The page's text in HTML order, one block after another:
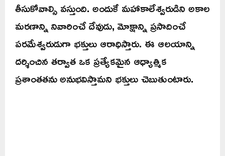
తీసుకోవాల్సి వస్తుంది. అందుకే మహాకాలేశ్వరుడిని అకాల
మరణాన్ని నివారించే దేవుడు, మోక్షాన్ని ప్రసాదించే
పరమేశ్వరుడుగా భక్తులు ఆరాధిస్తారు. ఈ ఆలయాన్ని
దర్శించిన తర్వాత ఒక ప్రత్యేకమైన ఆధ్యాత్మిక
ప్రశాంతతను అనుభవిస్తామని భక్తులు చెబుతుంటారు.